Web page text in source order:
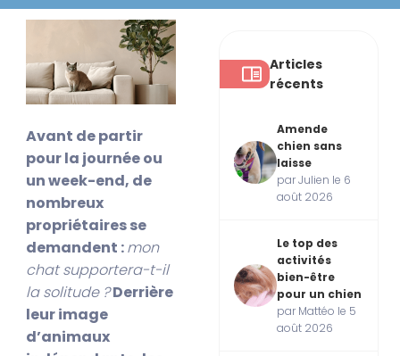
Avant de partir
pour la journée ou
un week-end, de
nombreux
propriétaires se
demandent :mon
chat supportera-t-il
la solitude ?Derrière
leur image
d’animaux
Articles
récents
Amende
chien sans
laisse
par Julien le 6
août 2026
Le top des
activités
bien-être
pour un chien
par Mattéo le 5
août 2026